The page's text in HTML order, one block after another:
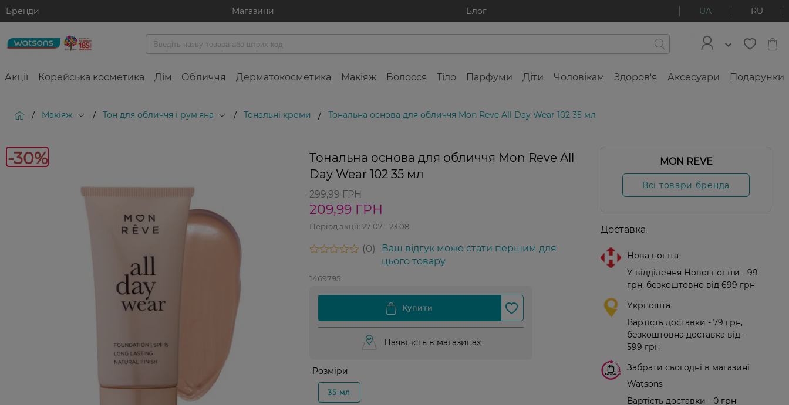
Бренди Магазини Блог UA RU
Акції Корейська косметика Дім Обличчя Дерматокосметика Макіяж Волосся Тіло Парфуми Діти Чоловікам Здоров'я Аксесуари Подарунки
/ Макіяж / Тон для обличчя і рум'яна / Тональні креми / Тональна основа для обличчя Mon Reve All Day Wear 102 35 мл
-30%
Тональна основа для обличчя Mon Reve All
Day Wear 102 35 мл
299,99 ГРН
209,99 ГРН
Період акції: 27 07 - 23 08
0
Ваш відгук може стати першим для
цього товару
1469795
Наявність в магазинах
Розміри
35 мл
MON REVE
Всі товари бренда
Доставка
Нова пошта
У відділення Нової пошти - 99
грн, безкоштовно від 699 грн
Укрпошта
Вартість доставки - 79 грн,
безкоштовна доставка від -
599 грн
Забрати сьогодні в магазині
Watsons
Вартість доставки - 0 грн